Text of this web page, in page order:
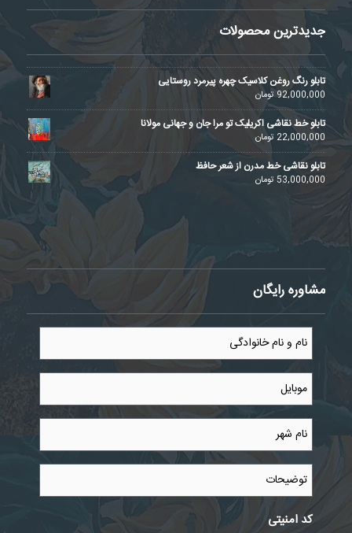
جدیدترین محصولات
تابلو رنگ روغن کلاسیک چهره پیرمرد روستایی
92,000,000تومان
تابلو خط نقاشی اکریلیک تو مرا جان و جهانی مولانا
22,000,000 تومان
تابلو نقاشی خط مدرن از شعر حافظ
53,000,000 تومان
مشاوره رایگان
نام
نام
خانوادگی
موبایل
نام
شهر *
توضیحات
کد امنیتی